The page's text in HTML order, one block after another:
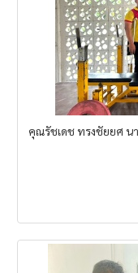
คุณรัชเดช ทรงชัยยศ น